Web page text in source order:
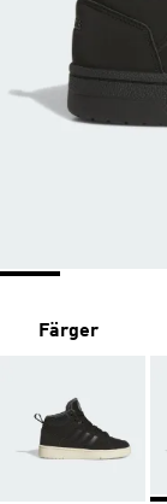
Färger